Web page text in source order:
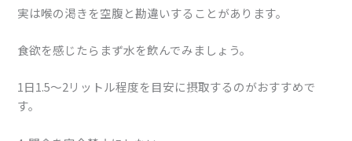
実は喉の渇きを空腹と勘違いすることがあります。
食欲を感じたらまず水を飲んでみましょう。
1日1.5〜2リットル程度を目安に摂取するのがおすすめで
す。